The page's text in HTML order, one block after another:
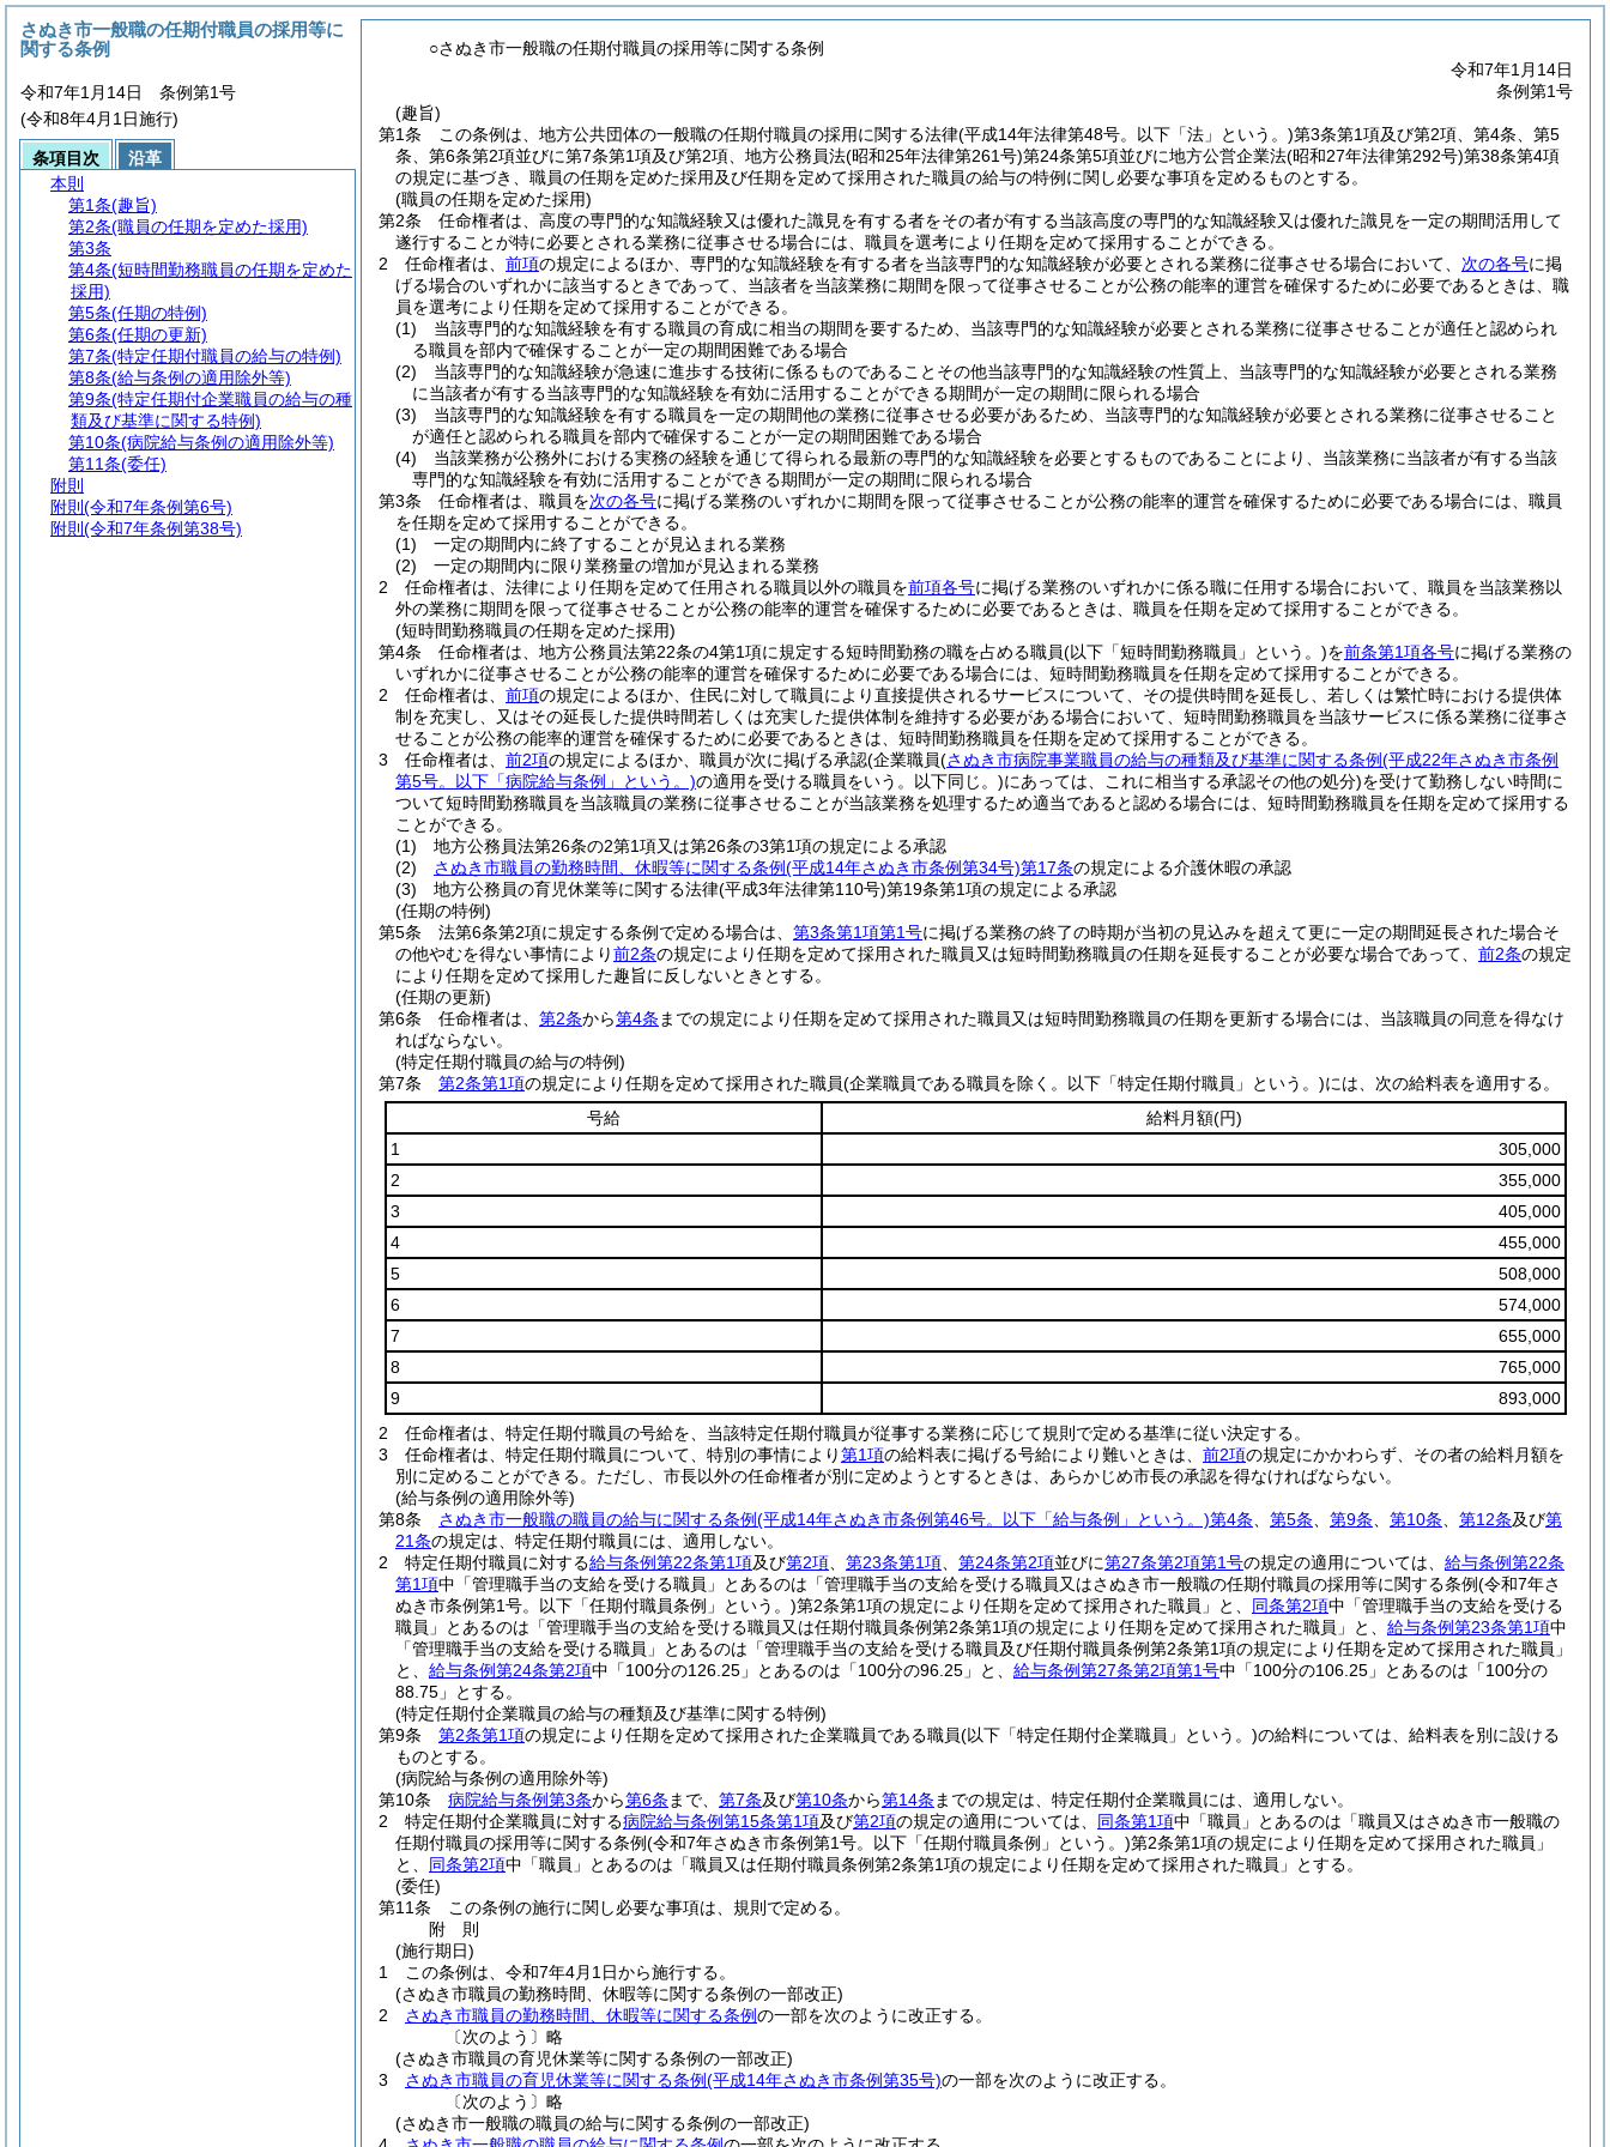
○さぬき市一般職の任期付職員の採用等に関する条例
令和7年1月14日
条例第1号
(趣旨)
第1条
この条例は、地方公共団体の一般職の任期付職員の採用に関する法律(平成14年法律第48号。以下「法」という。)第3条第1項及び第2項、第4条、第5
条、第6条第2項並びに第7条第1項及び第2項、地方公務員法(昭和25年法律第261号)第24条第5項並びに地方公営企業法(昭和27年法律第292号)第38条第4項
の規定に基づき、職員の任期を定めた採用及び任期を定めて採用された職員の給与の特例に関し必要な事項を定めるものとする。
(職員の任期を定めた採用)
第2条
任命権者は、高度の専門的な知識経験又は優れた識見を有する者をその者が有する当該高度の専門的な知識経験又は優れた識見を一定の期間活用して
遂行することが特に必要とされる業務に従事させる場合には、職員を選考により任期を定めて採用することができる。
2
任命権者は、 前項の規定によるほか、専門的な知識経験を有する者を当該専門的な知識経験が必要とされる業務に従事させる場合において、 次の各号に掲
げる場合のいずれかに該当するときであって、当該者を当該業務に期間を限って従事させることが公務の能率的運営を確保するために必要であるときは、職
員を選考により任期を定めて採用することができる。
(1)
当該専門的な知識経験を有する職員の育成に相当の期間を要するため、当該専門的な知識経験が必要とされる業務に従事させることが適任と認められ
る職員を部内で確保することが一定の期間困難である場合
(2)
当該専門的な知識経験が急速に進歩する技術に係るものであることその他当該専門的な知識経験の性質上、当該専門的な知識経験が必要とされる業務
に当該者が有する当該専門的な知識経験を有効に活用することができる期間が一定の期間に限られる場合
(3)
当該専門的な知識経験を有する職員を一定の期間他の業務に従事させる必要があるため、当該専門的な知識経験が必要とされる業務に従事させること
が適任と認められる職員を部内で確保することが一定の期間困難である場合
(4)
当該業務が公務外における実務の経験を通じて得られる最新の専門的な知識経験を必要とするものであることにより、当該業務に当該者が有する当該
専門的な知識経験を有効に活用することができる期間が一定の期間に限られる場合
第3条
任命権者は、職員を次の各号に掲げる業務のいずれかに期間を限って従事させることが公務の能率的運営を確保するために必要である場合には、職員
を任期を定めて採用することができる。
(1)
一定の期間内に終了することが見込まれる業務
(2)
一定の期間内に限り業務量の増加が見込まれる業務
2
任命権者は、法律により任期を定めて任用される職員以外の職員を前項各号に掲げる業務のいずれかに係る職に任用する場合において、職員を当該業務以
外の業務に期間を限って従事させることが公務の能率的運営を確保するために必要であるときは、職員を任期を定めて採用することができる。
(短時間勤務職員の任期を定めた採用)
第4条
任命権者は、地方公務員法第22条の4第1項に規定する短時間勤務の職を占める職員(以下「短時間勤務職員」という。)を前条第1項各号に掲げる業務の
いずれかに従事させることが公務の能率的運営を確保するために必要である場合には、短時間勤務職員を任期を定めて採用することができる。
2
任命権者は、 前項の規定によるほか、住民に対して職員により直接提供されるサービスについて、その提供時間を延長し、若しくは繁忙時における提供体
制を充実し、又はその延長した提供時間若しくは充実した提供体制を維持する必要がある場合において、短時間勤務職員を当該サービスに係る業務に従事さ
せることが公務の能率的運営を確保するために必要であるときは、短時間勤務職員を任期を定めて採用することができる。
3
任命権者は、 前2項の規定によるほか、職員が次に掲げる承認(企業職員(さぬき市病院事業職員の給与の種類及び基準に関する条例(平成22年さぬき市条例
第5号。以下「病院給与条例」という。)の適用を受ける職員をいう。以下同じ。)にあっては、これに相当する承認その他の処分)を受けて勤務しない時間に
ついて短時間勤務職員を当該職員の業務に従事させることが当該業務を処理するため適当であると認める場合には、短時間勤務職員を任期を定めて採用する
ことができる。
(1)
地方公務員法第26条の2第1項又は第26条の3第1項の規定による承認
(2)
さぬき市職員の勤務時間、休暇等に関する条例(平成14年さぬき市条例第34号)第17条の規定による介護休暇の承認
(3)
地方公務員の育児休業等に関する法律(平成3年法律第110号)第19条第1項の規定による承認
(任期の特例)
第5条
法第6条第2項に規定する条例で定める場合は、 第3条第1項第1号に掲げる業務の終了の時期が当初の見込みを超えて更に一定の期間延長された場合そ
の他やむを得ない事情により前2条の規定により任期を定めて採用された職員又は短時間勤務職員の任期を延長することが必要な場合であって、 前2条の規定
により任期を定めて採用した趣旨に反しないときとする。
(任期の更新)
第6条
任命権者は、 第2条から第4条 までの規定により任期を定めて採用された職員又は短時間勤務職員の任期を更新する場合には、当該職員の同意を得なけ
ればならない。
(特定任期付職員の給与の特例)
第7条
第2条第1項の規定により任期を定めて採用された職員(企業職員である職員を除く。以下「特定任期付職員」という。)には、次の給料表を適用する。
号給
給料月額(円)
1
305,000
2
355,000
3
405,000
4
455,000
5
508,000
6
574,000
7
655,000
8
765,000
9
893,000
2
任命権者は、特定任期付職員の号給を、当該特定任期付職員が従事する業務に応じて規則で定める基準に従い決定する。
3
任命権者は、特定任期付職員について、特別の事情により第1項の給料表に掲げる号給により難いときは、 前2項の規定にかかわらず、その者の給料月額を
別に定めることができる。 ただし、市長以外の任命権者が別に定めようとするときは、あらかじめ市長の承認を得なければならない。
(給与条例の適用除外等)
第8条
さぬき市一般職の職員の給与に関する条例(平成14年さぬき市条例第46号。以下「給与条例」という。)第4条 第5条 第9条 第10条 第12条及び第
21条の規定は、特定任期付職員には、適用しない。
2
特定任期付職員に対する給与条例第22条第1項及び第2項 第23条第1項 第24条第2項並びに第27条第2項第1号の規定の適用については、 給与条例第22条
第1項中「管理職手当の支給を受ける職員」とあるのは「管理職手当の支給を受ける職員又はさぬき市一般職の任期付職員の採用等に関する条例(令和7年さ
ぬき市条例第1号。以下「任期付職員条例」という。)第2条第1項の規定により任期を定めて採用された職員」と、 同条第2項中「管理職手当の支給を受ける
職員」とあるのは「管理職手当の支給を受ける職員又は任期付職員条例第2条第1項の規定により任期を定めて採用された職員」と、 給与条例第23条第1項中
「管理職手当の支給を受ける職員」とあるのは「管理職手当の支給を受ける職員及び任期付職員条例第2条第1項の規定により任期を定めて採用された職員」
と、 給与条例第24条第2項中「100分の126.25」とあるのは「100分の96.25」と、 給与条例第27条第2項第1号中「100分の106.25」とあるのは「100分の
88.75」とする。
(特定任期付企業職員の給与の種類及び基準に関する特例)
第9条
第2条第1項の規定により任期を定めて採用された企業職員である職員(以下「特定任期付企業職員」という。)の給料については、給料表を別に設ける
ものとする。
(病院給与条例の適用除外等)
第10条
病院給与条例第3条から第6条 まで、 第7条及び第10条から第14条 までの規定は、特定任期付企業職員には、適用しない。
2
特定任期付企業職員に対する病院給与条例第15条第1項及び第2項の規定の適用については、 同条第1項中「職員」とあるのは「職員又はさぬき市一般職の
任期付職員の採用等に関する条例(令和7年さぬき市条例第1号。以下「任期付職員条例」という。)第2条第1項の規定により任期を定めて採用された職員」
と、 同条第2項中「職員」とあるのは「職員又は任期付職員条例第2条第1項の規定により任期を定めて採用された職員」とする。
(委任)
第11条
この条例の施行に関し必要な事項は、規則で定める。
附 則
(施行期日)
1
この条例は、令和7年4月1日から施行する。
(さぬき市職員の勤務時間、休暇等に関する条例の一部改正)
2
さぬき市職員の勤務時間、休暇等に関する条例の一部を次のように改正する。
〔次のよう〕略
(さぬき市職員の育児休業等に関する条例の一部改正)
3
さぬき市職員の育児休業等に関する条例(平成14年さぬき市条例第35号)の一部を次のように改正する。
〔次のよう〕略
(さぬき市一般職の職員の給与に関する条例の一部改正)
さぬき市一般職の任期付職員の採用等に
関する条例
令和7年1月14日 条例第1号
(令和8年4月1日施行)
条項目次
沿革
本則
第1条(趣旨)
第2条(職員の任期を定めた採用)
第3条
第4条(短時間勤務職員の任期を定めた
採用)
第5条(任期の特例)
第6条(任期の更新)
第7条(特定任期付職員の給与の特例)
第8条(給与条例の適用除外等)
第9条(特定任期付企業職員の給与の種
類及び基準に関する特例)
第10条(病院給与条例の適用除外等)
第11条(委任)
附則
附則 (令和7年条例第6号)
附則 (令和7年条例第38号)